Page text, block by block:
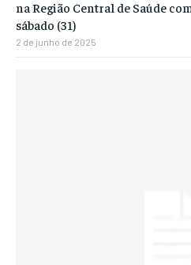
na Região Central de Saúde
sábado (31)
2 de junho de 2025